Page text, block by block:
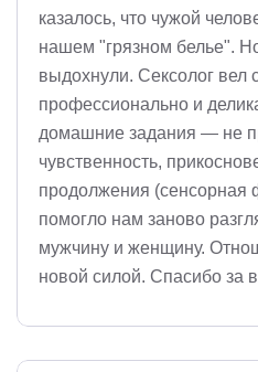
казалось, что чужой
нашем "грязном белье".
выдохнули. Сексолог вел
профессионально и
домашние задания — не
чувственность,
продолжения (сенсорная
помогло нам заново
мужчину и женщину.
новой силой. Спасибо за